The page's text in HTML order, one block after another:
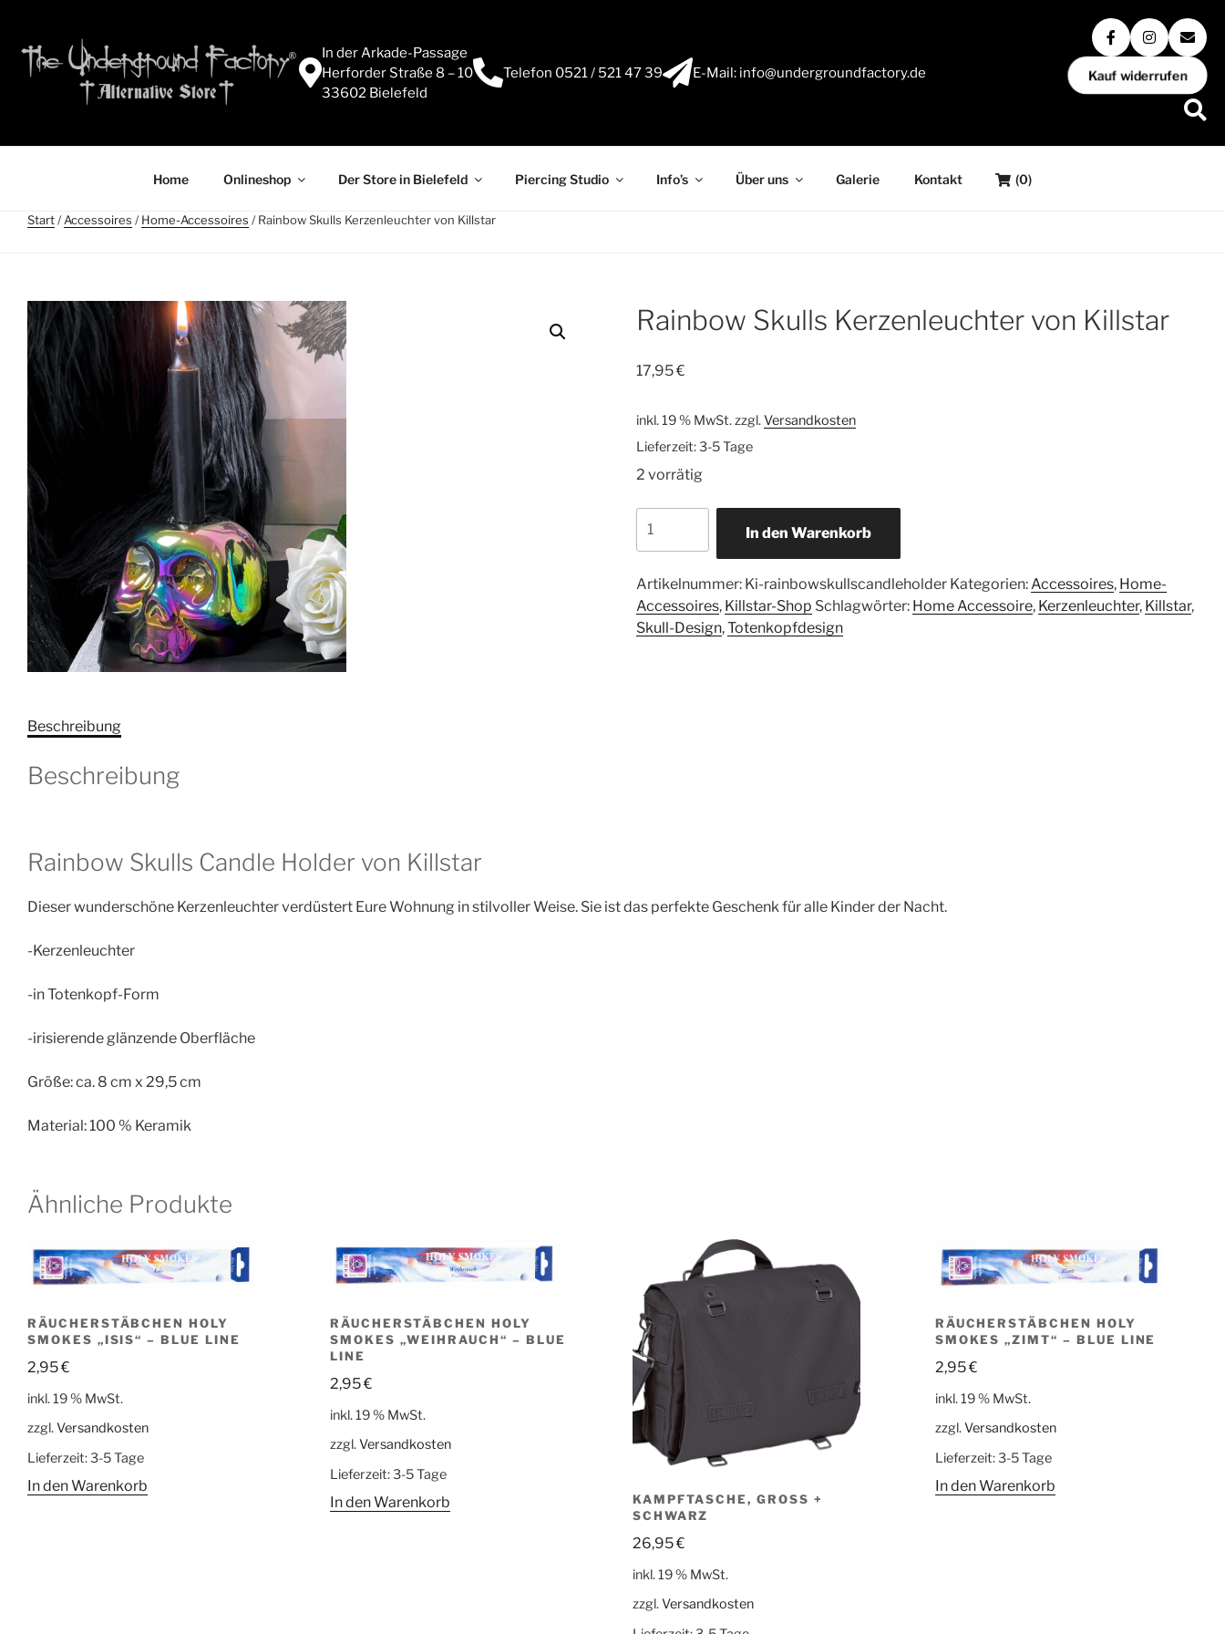
In der Arkade-Passage
Herforder Straße 8 – 10
33602 Bielefeld
Telefon 0521 / 521 47 39 E-Mail: info@undergroundfactory.de Kauf widerrufen
Home Onlineshop Der Store in Bielefeld Piercing Studio Info’s Über uns Galerie Kontakt (0)
Start/Accessoires /Home-Accessoires / Rainbow Skulls Kerzenleuchter von Killstar
Rainbow Skulls Kerzenleuchter von Killstar
17,95€
inkl. 19 % MwSt.zzgl.Versandkosten
Lieferzeit:3-5 Tage
2 vorrätig
In den Warenkorb
Artikelnummer: Ki-rainbowskullscandleholder Kategorien: Accessoires, Home-
Accessoires, Killstar-Shop Schlagwörter: Home Accessoire, Kerzenleuchter, Killstar,
Skull-Design,Totenkopfdesign
Beschreibung
Beschreibung
Rainbow Skulls Candle Holder von Killstar
Dieser wunderschöne Kerzenleuchter verdüstert Eure Wohnung in stilvoller Weise. Sie ist das perfekte Geschenk für alle Kinder der Nacht.
-Kerzenleuchter
-in Totenkopf-Form
-irisierende glänzende Oberfläche
Größe: ca. 8 cm x 29,5 cm
Material: 100 % Keramik
Ähnliche Produkte
RÄUCHERSTÄBCHEN HOLY
SMOKES „ISIS“ – BLUE LINE
2,95€
inkl. 19 % MwSt.
zzgl.Versandkosten
Lieferzeit:3-5 Tage
In den Warenkorb
RÄUCHERSTÄBCHEN HOLY
SMOKES „WEIHRAUCH“ – BLUE
LINE
2,95€
inkl. 19 % MwSt.
zzgl.Versandkosten
Lieferzeit:3-5 Tage
In den Warenkorb
KAMPFTASCHE, GROSS + S
CHWARZ
26,95€
inkl. 19 % MwSt.
zzgl.Versandkosten
RÄUCHERSTÄBCHEN HOLY
SMOKES „ZIMT“ – BLUE LINE
2,95€
inkl. 19 % MwSt.
zzgl.Versandkosten
Lieferzeit:3-5 Tage
In den Warenkorb